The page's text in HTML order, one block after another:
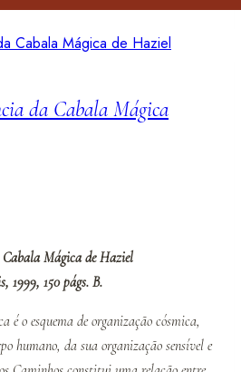
da Cabala Mágica
Mágica de Haziel
1999, 150 págs. B.
é o esquema de organização cósmica,
humano, da sua organização sensível e